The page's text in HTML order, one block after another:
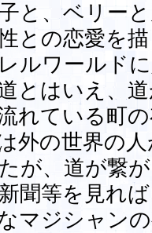
と、ベリー
との恋愛を
ルワールド
とはいえ、
れている町
外の世界の
が、道が繋
聞等を見れ
マジシャン